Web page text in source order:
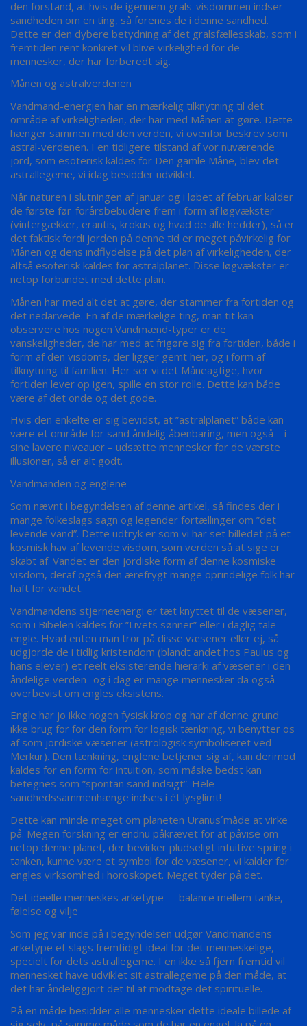
den forstand, at hvis de igennem grals-visdommen indser
sandheden om en ting, så forenes de i denne sandhed.
Dette er den dybere betydning af det gralsfællesskab, som i
fremtiden rent konkret vil blive virkelighed for de
mennesker, der har forberedt sig.
Månen og astralverdenen
Vandmand-energien har en mærkelig tilknytning til det
område af virkeligheden, der har med Månen at gøre. Dette
hænger sammen med den verden, vi ovenfor beskrev som
astral-verdenen. I en tidligere tilstand af vor nuværende
jord, som esoterisk kaldes for Den gamle Måne, blev det
astrallegeme, vi idag besidder udviklet.
Når naturen i slutningen af januar og i løbet af februar kalder
de første før-forårsbebudere frem i form af løgvækster
(vintergækker, erantis, krokus og hvad de alle hedder), så er
det faktisk fordi jorden på denne tid er meget påvirkelig for
Månen og dens indflydelse på det plan af virkeligheden, der
altså esoterisk kaldes for astralplanet. Disse løgvækster er
netop forbundet med dette plan.
Månen har med alt det at gøre, der stammer fra fortiden og
det nedarvede. En af de mærkelige ting, man tit kan
observere hos nogen Vandmænd-typer er de
vanskeligheder, de har med at frigøre sig fra fortiden, både i
form af den visdoms, der ligger gemt her, og i form af
tilknytning til familien. Her ser vi det Måneagtige, hvor
fortiden lever op igen, spille en stor rolle. Dette kan både
være af det onde og det gode.
Hvis den enkelte er sig bevidst, at ”astralplanet” både kan
være et område for sand åndelig åbenbaring, men også – i
sine lavere niveauer – udsætte mennesker for de værste
illusioner, så er alt godt.
Vandmanden og englene
Som nævnt i begyndelsen af denne artikel, så findes der i
mange folkeslags sagn og legender fortællinger om ”det
levende vand”. Dette udtryk er som vi har set billedet på et
kosmisk hav af levende visdom, som verden så at sige er
skabt af. Vandet er den jordiske form af denne kosmiske
visdom, deraf også den ærefrygt mange oprindelige folk har
haft for vandet.
Vandmandens stjerneenergi er tæt knyttet til de væsener,
som i Bibelen kaldes for ”Livets sønner” eller i daglig tale
engle. Hvad enten man tror på disse væsener eller ej, så
udgjorde de i tidlig kristendom (blandt andet hos Paulus og
hans elever) et reelt eksisterende hierarki af væsener i den
åndelige verden- og i dag er mange mennesker da også
overbevist om engles eksistens.
Engle har jo ikke nogen fysisk krop og har af denne grund
ikke brug for for den form for logisk tænkning, vi benytter os
af som jordiske væsener (astrologisk symboliseret ved
Merkur). Den tænkning, englene betjener sig af, kan derimod
kaldes for en form for intuition, som måske bedst kan
betegnes som ”spontan sand indsigt”. Hele
sandhedssammenhænge indses i ét lysglimt!
Dette kan minde meget om planeten Uranus´måde at virke
på. Megen forskning er endnu påkrævet for at påvise om
netop denne planet, der bevirker pludseligt intuitive spring i
tanken, kunne være et symbol for de væsener, vi kalder for
engles virksomhed i horoskopet. Meget tyder på det.
Det ideelle menneskes arketype- – balance mellem tanke,
følelse og vilje
Som jeg var inde på i begyndelsen udgør Vandmandens
arketype et slags fremtidigt ideal for det menneskelige,
specielt for dets astrallegeme. I en ikke så fjern fremtid vil
mennesket have udviklet sit astrallegeme på den måde, at
det har åndeliggjort det til at modtage det spirituelle.
På en måde besidder alle mennesker dette ideale billede af